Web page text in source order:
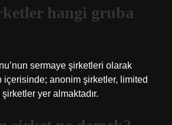
hangi gruba
sermaye şirketleri olarak
içerisinde; anonim şirketler, limited
yer almaktadır.